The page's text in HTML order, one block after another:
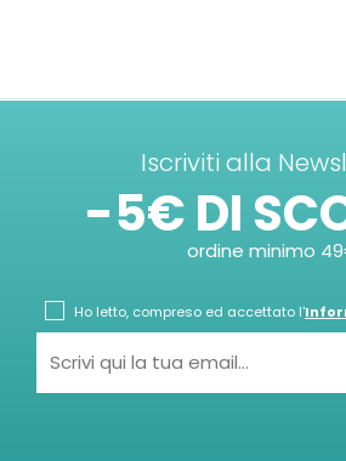
Iscriviti alla
-5€ DI
ordine minimo
Ho letto, compreso ed accettato l'